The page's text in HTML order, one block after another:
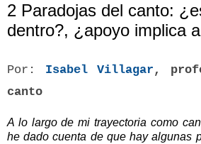
2 Paradojas del canto:
dentro?, ¿apoyo implica
Por: Isabel Villagar ,
canto
A lo largo de mi trayectoria como
he dado cuenta de que hay algunas